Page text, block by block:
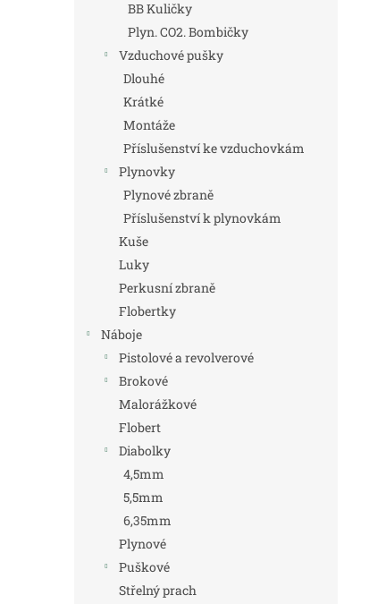
BB Kuličky
Plyn. CO2. Bombičky
Vzduchové pušky
Dlouhé
Krátké
Montáže
Příslušenství ke vzduchovkám
Plynovky
Plynové zbraně
Příslušenství k plynovkám
Kuše
Luky
Perkusní zbraně
Flobertky
Náboje
Pistolové a revolverové
Brokové
Malorážkové
Flobert
Diabolky
4,5mm
5,5mm
6,35mm
Plynové
Puškové
Střelný prach